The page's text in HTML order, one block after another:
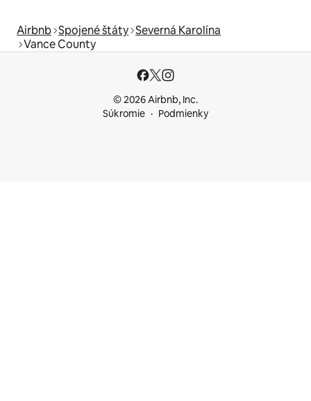
Airbnb Spojené štáty Severná Karolína
Vance County
© 2026 Airbnb, Inc.
Súkromie
Podmienky